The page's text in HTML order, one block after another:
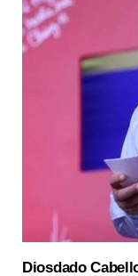
Diosdado